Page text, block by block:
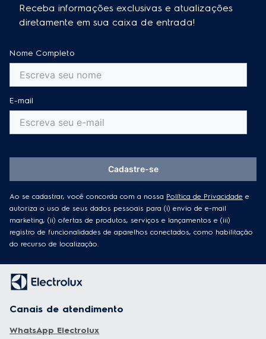
Explore e controle diferentes técnicas culinárias
através do aplicativo Electrolux. Comando de voz e
Receitas e funções pré-programadas:
13 técnicas diferentes de cozimento: VaporBake, 5
formas de assar, Sous Vide, cozimento lento, banho-
maria, fermentação, desidratação, gratinado e
douramento. Tudo isso com a assistência do aplicativo
Cozinha os alimentos de dentro para fora com
controle preciso de temperatura e tempo.
FoodSensor:
Basta espetar o termômetro no interior das carnes e
oferecendo praticidade, conveniência e autonomia
Receba informações exclusivas e atualizações
diretamente em sua caixa de entrada!
Nome Completo
E-mail
Ao se cadastrar, você concorda com a nossa Política de Privacidade e
autoriza o uso de seus dados pessoais para (i) envio de e-mail
marketing, (ii) ofertas de produtos, serviços e lançamentos e (iii)
registro de funcionalidades de aparelhos conectados, como habilitação
do recurso de localização.
Cadastre-se
Canais de atendimento
WhatsApp Electrolux